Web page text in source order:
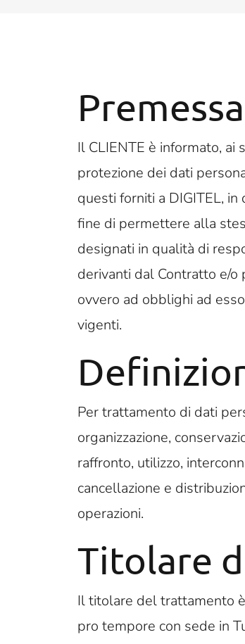
Premessa
Il CLIENTE è informato, ai
protezione dei dati
questi forniti a DIGITEL,
fine di permettere alla
designati in qualità di
derivanti dal Contratto e/o
ovvero ad obblighi ad
vigenti.
Per trattamento di dati
organizzazione,
raffronto, utilizzo,
cancellazione e
operazioni.
Titolare
Il titolare del trattamento
pro tempore con sede in